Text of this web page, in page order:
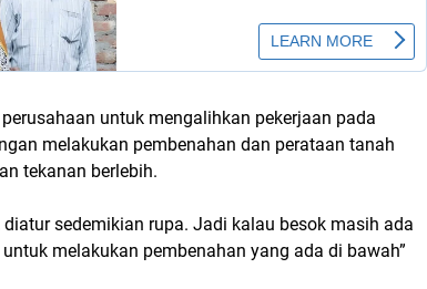
untuk mengalihkan pekerjaan pada
melakukan pembenahan dan perataan tanah
tekanan berlebih.
sedemikian rupa. Jadi kalau besok masih ada
melakukan pembenahan yang ada di bawah”